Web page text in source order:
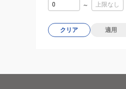
～
クリア 適用